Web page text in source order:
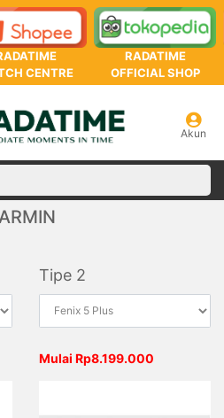
CENTRE
RADATIME
OFFICIAL SHOP
Akun
Tipe 2
Mulai Rp8.199.000